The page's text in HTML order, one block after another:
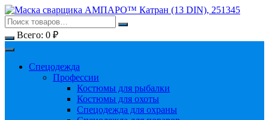
Перейти
к
содержимому
Всего: 0 ₽
Спецодежда
Профессии
Костюмы для рыбалки
Костюмы для охоты
Спецодежда для охраны